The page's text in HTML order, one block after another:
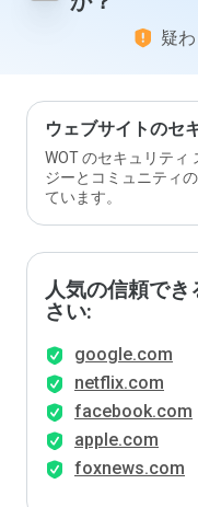
疑
ウェブサイトのセ
WOT のセキュリティ
ジーとコミュニティ
ています。
人気の信頼で
さい:
google.com
netflix.com
facebook.com
apple.com
foxnews.com
ます
か？